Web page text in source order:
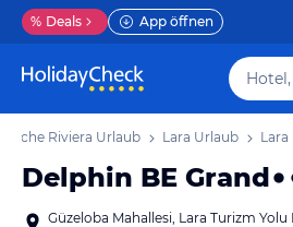
% Deals App öffnen
Riviera Urlaub Lara Urlaub Lara
Delphin BE Grand
Güzeloba Mahallesi, Lara Turizm